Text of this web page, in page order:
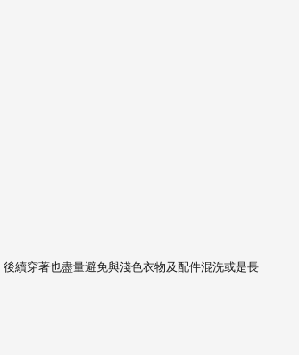
後續穿著也盡量避免與淺色衣物及配件混洗或是長